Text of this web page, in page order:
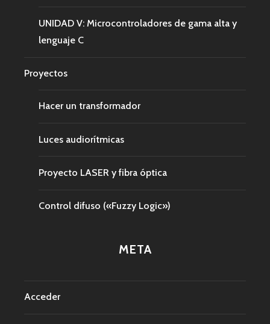
UNIDAD V: Microcontroladores de gama alta y
lenguaje C
Proyectos
Hacer un transformador
Luces audiorítmicas
Proyecto LASER y fibra óptica
Control difuso («Fuzzy Logic»)
META
Acceder